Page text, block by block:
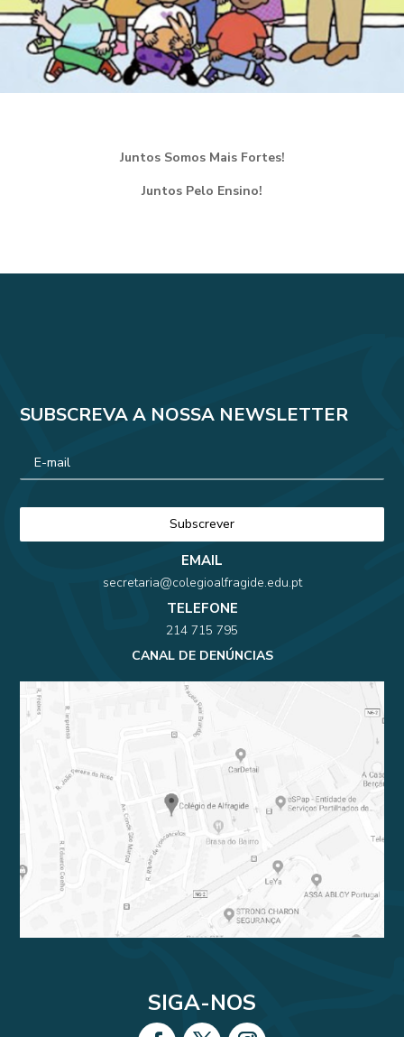
Juntos Somos Mais Fortes!
Juntos Pelo Ensino!
SUBSCREVA A NOSSA NEWSLETTER
EMAIL
secretaria@colegioalfragide.edu.pt
TELEFONE
214 715 795
CANAL DE DENÚNCIAS
SIGA-NOS